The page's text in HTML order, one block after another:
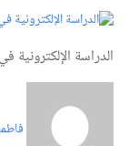
الدراسة الإلكترونية في